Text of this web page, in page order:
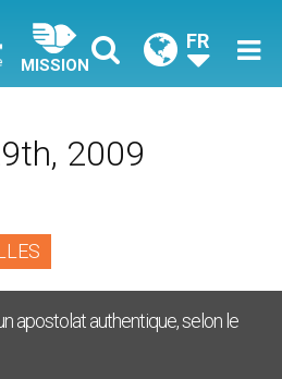
MISSION
FR
2009
apostolat authentique, selon le